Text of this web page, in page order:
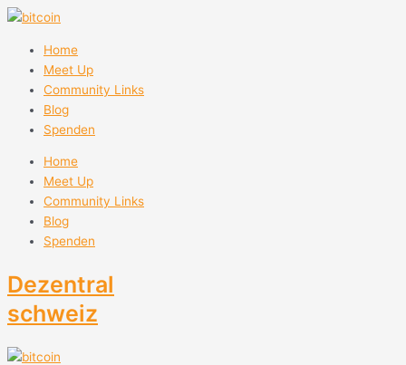
Zum
springenHome
Meet Up
Community Links
Blog
Spenden
Home
Meet Up
Community Links
Blog
Spenden
Dezentral
schweiz